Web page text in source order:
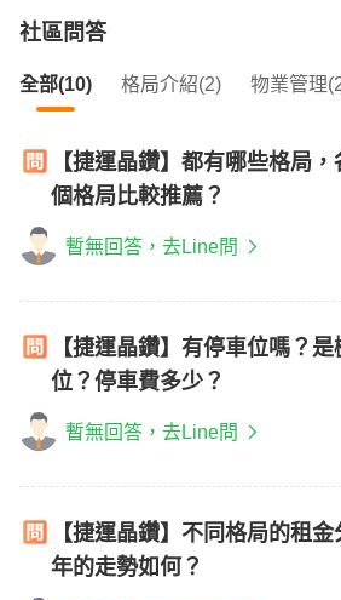
社區問答
全部(10) 格局介紹(2) 物業管理
【捷運晶鑽】都有哪些格局
個格局比較推薦？
暫無回答，去Line問
【捷運晶鑽】有停車位嗎？
位？停車費多少？
暫無回答，去Line問
【捷運晶鑽】不同格局的租
年的走勢如何？